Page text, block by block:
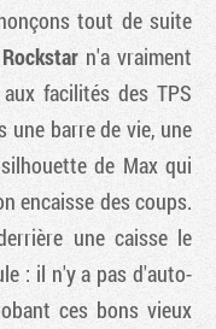
tout de suite
Rockstarn'a vraiment
facilités des TPS
une barre de vie, une
de Max qui
encaisse des coups.
une caisse le
: il n'y a pas d'auto-
ces bons vieux